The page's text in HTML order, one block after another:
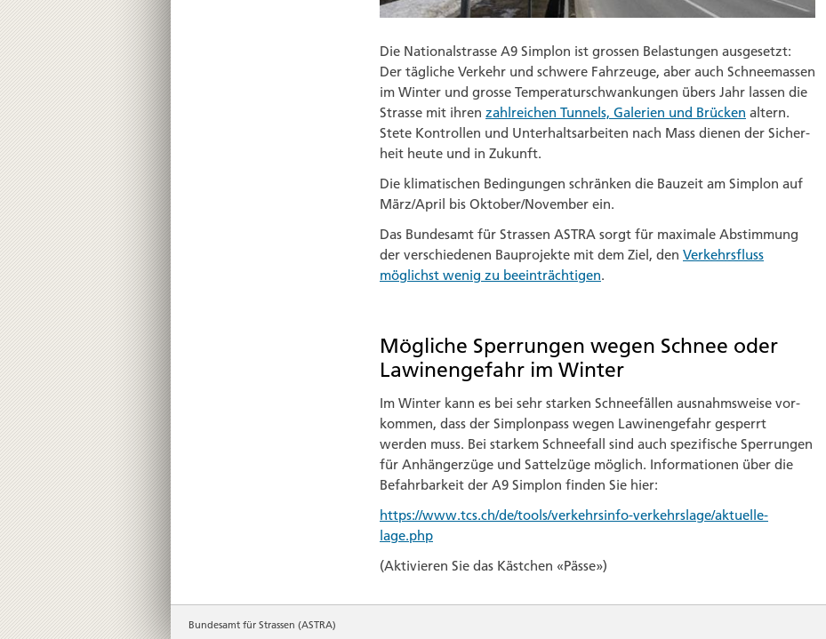
Die National­strasse A9 Simplon ist grossen Belas­tungen aus­gesetzt:
Der tägliche Verkehr und schwere Fahr­zeuge, aber auch Schnee­massen
im Winter und grosse Temperatur­schwankungen übers Jahr lassen die
Strasse mit ihren zahlreichen Tunnels, Galerien und Brücken altern.
Stete Kontrollen und Unterhalts­arbeiten nach Mass dienen der Sicher­
heit heute und in Zukunft.
Die klimatischen Bedingungen schränken die Bau­zeit am Simplon auf
März/April bis Oktober/November ein.
Das Bundesamt für Strassen ASTRA sorgt für maximale Ab­stimmung
der verschie­denen Bau­projekte mit dem Ziel, den Verkehrsfluss
möglichst wenig zu beeinträchtigen.
Mögliche Sperrungen wegen Schnee oder
Lawinen­gefahr im Winter
Im Winter kann es bei sehr starken Schnee­fällen ausnahms­weise vor­
kommen, dass der Simplon­pass wegen Lawinen­gefahr gesperrt
werden muss. Bei starkem Schnee­fall sind auch spezifische Sperrungen
für Anhänger­züge und Sattel­züge möglich. Infor­mationen über die
Befahr­bar­keit der A9 Simplon finden Sie hier:
https://www.tcs.ch/de/tools/verkehrsinfo-verkehrslage/aktuelle-
lage.php
(Aktivieren Sie das Kästchen «Pässe»)
Bundesamt für Strassen (ASTRA)